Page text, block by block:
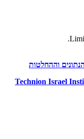
וההחלטות
Technion Israel